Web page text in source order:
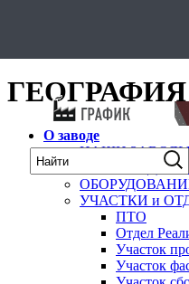
ГЕОГРАФИЯ
О заводе
НАШИ
УЧАСТКИ и
ПТО
Отдел
Участок
Участок